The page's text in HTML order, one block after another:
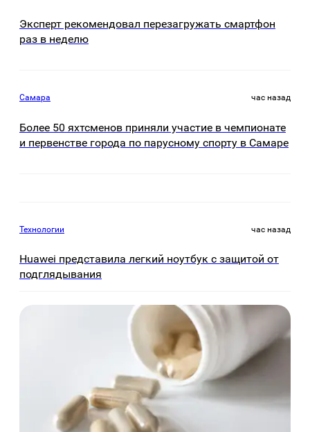
Эксперт рекомендовал перезагружать смартфон
раз в неделю
Самара час назад
Более 50 яхтсменов приняли участие в чемпионате
и первенстве города по парусному спорту в Самаре
Технологии час назад
Huawei представила легкий ноутбук с защитой от
подглядывания